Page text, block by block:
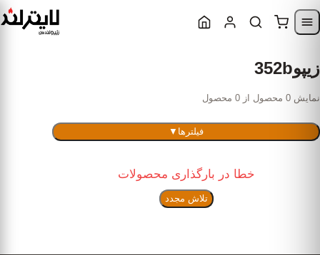
Skip to navigation
زیپو352b
نمایش 0 محصول از 0 محصول
فیلترها ▼
خطا در بارگذاری محصولات
تلاش مجدد